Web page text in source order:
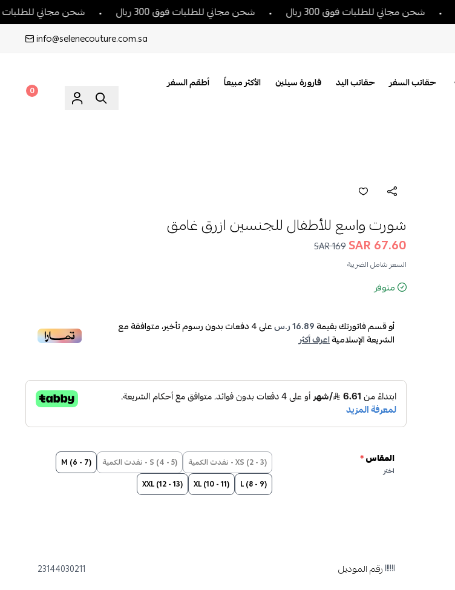
للطلبات فوق 300 ريال شحن مجاني للطلبات فوق 300 ريال شحن مجاني للطلبات فوق 300 ريال
info@selenecouture.com.sa
حقائب السفر حقائب اليد قارورة سيلين الأكثر مبيعاً
أطقم السفر
0
شورت واسع للأطفال للجنسين ازرق غامق
67.60 SAR
169 SAR
السعر شامل الضريبة
متوفر
أو قسم فاتورتك بقيمة16.89 ر.س على4دفعات بدون رسوم تأخير، متوافقة مع
الشريعة الإسلاميةاعرف أكثر
المقاس*
اختر
XS (2 - 3) - نفدت الكمية S (4 - 5) - نفدت الكمية
M (6 - 7)
L (8 - 9)
XL (10 - 11)
XXL (12 - 13)
رقم الموديل 23144030211